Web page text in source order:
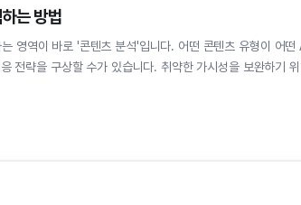
는 방법
역이 바로 '콘텐츠 분석'입니다. 어떤 콘텐츠 유형이 어떤
전략을 구상할 수가 있습니다. 취약한 가시성을 보완하기